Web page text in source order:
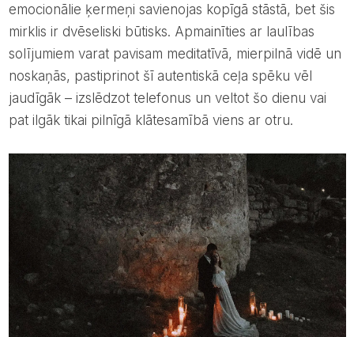
emocionālie ķermeņi savienojas kopīgā stāstā, bet šis
mirklis ir dvēseliski būtisks. Apmainīties ar laulības
solījumiem varat pavisam meditatīvā, mierpilnā vidē un
noskaņās, pastiprinot šī autentiskā ceļa spēku vēl
jaudīgāk – izslēdzot telefonus un veltot šo dienu vai
pat ilgāk tikai pilnīgā klātesamībā viens ar otru.